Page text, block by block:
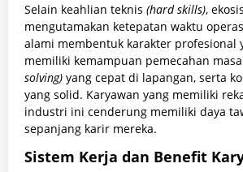
Selain keahlian teknis (hard skills),
mengutamakan ketepatan waktu
alami membentuk karakter profesional
memiliki kemampuan pemecahan
solving) yang cepat di lapangan, serta
yang solid. Karyawan yang memiliki
industri ini cenderung memiliki daya
sepanjang karir mereka.
Sistem Kerja dan Benefit